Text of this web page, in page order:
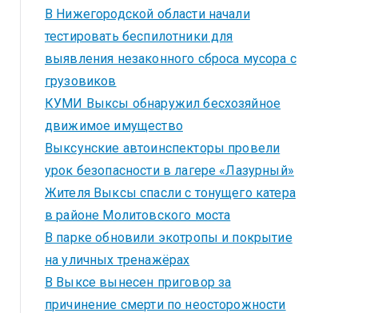
В Нижегородской области начали
тестировать беспилотники для
выявления незаконного сброса мусора с
грузовиков
КУМИ Выксы обнаружил бесхозяйное
движимое имущество
Выксунские автоинспекторы провели
урок безопасности в лагере «Лазурный»
Жителя Выксы спасли с тонущего катера
в районе Молитовского моста
В парке обновили экотропы и покрытие
на уличных тренажёрах
В Выксе вынесен приговор за
причинение смерти по неосторожности